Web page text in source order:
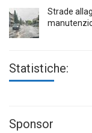
Strade
Statistiche:
Sponsor